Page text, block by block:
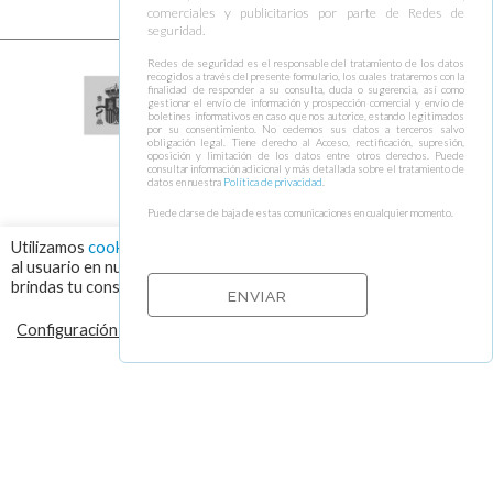
Utilizamos cookies
al usuario en nuestra web. Haciendo click en el botón "Aceptar",
brindas tu consentimiento para el uso de todas las cookies.
Configuración de cookies
comerciales y publicitarios por parte de Redes de
seguridad.
Redes de seguridad es el responsable del tratamiento de los datos
recogidos a través del presente formulario, los cuales trataremos con la
finalidad de responder a su consulta, duda o sugerencia, así como
gestionar el envío de información y prospección comercial y envío de
boletines informativos en caso que nos autorice, estando legitimados
por su consentimiento. No cedemos sus datos a terceros salvo
obligación legal. Tiene derecho al Acceso, rectificación, supresión,
oposición y limitación de los datos entre otros derechos. Puede
consultar información adicional y más detallada sobre el tratamiento de
datos en nuestra Política de privacidad
Puede darse de baja de estas comunicaciones en cualquier momento.